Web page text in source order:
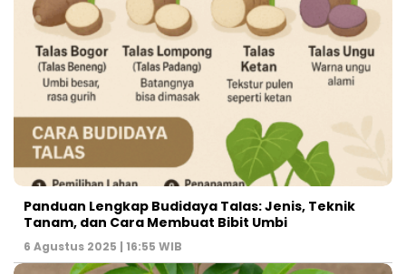
Panduan Lengkap Budidaya Talas: Jenis, Teknik
Tanam, dan Cara Membuat Bibit Umbi
6 Agustus 2025 | 16:55 WIB